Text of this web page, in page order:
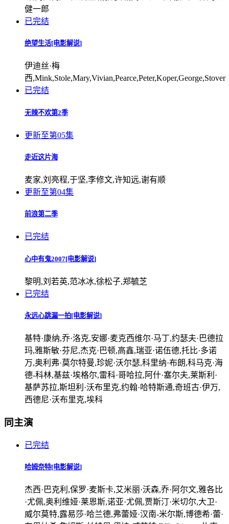
健一郎
已完结
绝望生活[电影解说]
伊迪丝·梅
西,Mink,Stole,Mary,Vivian,Pearce,Peter,Koper,George,Stover
已完结
无辣不欢第2季
更新至第05集
走近这片海
麦家,刘亮程,于坚,李修文,许知远,谢有顺
更新至第04集
前浪第二季
已完结
心中有鬼2007[电影解说]
黎明,刘若英,范冰冰,徐松子,郑毓芝
已完结
永远心跳漏一拍[电影解说]
基特·康纳,乔·洛克,安娜·麦克西维尔·马丁,约瑟夫·巴德拉
玛,雅斯敏·芬尼,杰克·巴顿,高鑫,瑞亚·诺伍德,托比·多诺
万,奥利弗·莫尔特曼,珍妮·沃尔瑟,科里纳·布朗,科马克·海
德-科林,基兹·埃格尔,雷科·哥哈拉,阿什·塞尔夫,莱斯利·
基萨苏拉,斯坦利·沃布里克,约翰·哈特斯通,奇班古·伊万,
西德尼·沃布里克,埃科
同主演
已完结
哈姆奈特[电影解说]
杰西·巴克利,保罗·麦斯卡,艾米丽·沃森,乔·阿尔文,雅各比
·尤佩,奥利维娅·莱恩斯,诺亚·尤佩,贾斯汀·米切尔,大卫·
威尔莫特,露易莎·哈兰德,弗蕾娅·汉南-米尔斯,博德希·蕾·